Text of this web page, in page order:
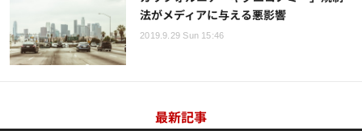
法がメディアに与える悪影響
2019.9.29 Sun 15:46
最新記事